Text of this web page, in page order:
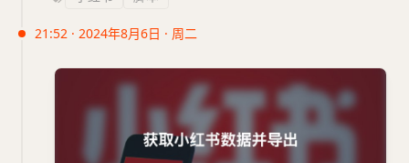
21:52 · 2024年8月6日 · 周二